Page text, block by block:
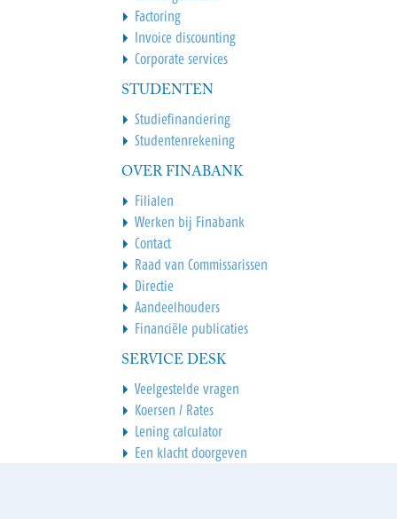
Factoring
Invoice discounting
Corporate services
STUDENTEN
Studiefinanciering
Studentenrekening
OVER FINABANK
Filialen
Werken bij Finabank
Contact
Raad van Commissarissen
Directie
Aandeelhouders
Financiële publicaties
SERVICE DESK
Veelgestelde vragen
Koersen / Rates
Lening calculator
Een klacht doorgeven